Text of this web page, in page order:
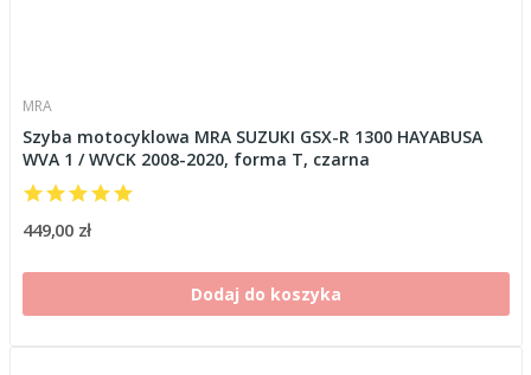
MRA
Szyba motocyklowa MRA SUZUKI GSX-R 1300 HAYABUSA
WVA 1 / WVCK 2008-2020, forma T, czarna
449,00 zł
Dodaj do koszyka